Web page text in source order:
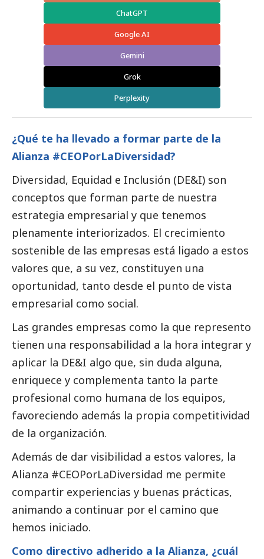
ChatGPT
Google AI
Gemini
Grok
Perplexity
¿Qué te ha llevado a formar parte de la
Alianza #CEOPorLaDiversidad?
Diversidad, Equidad e Inclusión (DE&I) son
conceptos que forman parte de nuestra
estrategia empresarial y que tenemos
plenamente interiorizados. El crecimiento
sostenible de las empresas está ligado a estos
valores que, a su vez, constituyen una
oportunidad, tanto desde el punto de vista
empresarial como social.
Las grandes empresas como la que represento
tienen una responsabilidad a la hora integrar y
aplicar la DE&I algo que, sin duda alguna,
enriquece y complementa tanto la parte
profesional como humana de los equipos,
favoreciendo además la propia competitividad
de la organización.
Además de dar visibilidad a estos valores, la
Alianza #CEOPorLaDiversidad me permite
compartir experiencias y buenas prácticas,
animando a continuar por el camino que
hemos iniciado.
Como directivo adherido a la Alianza, ¿cuál